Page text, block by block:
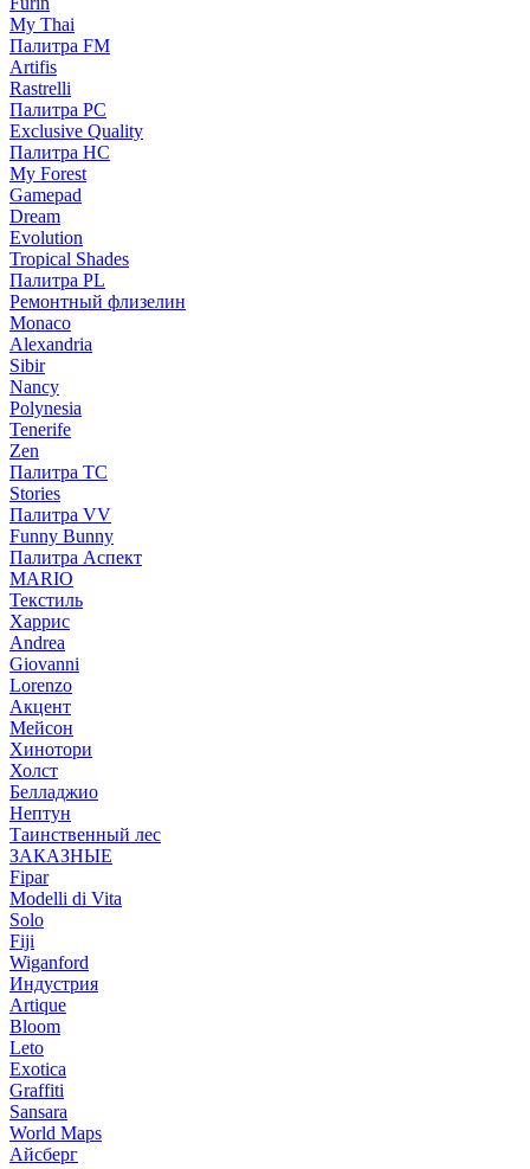
My Thai
Палитра FM
Artifis
Rastrelli
Палитра PC
Exclusive Quality
Палитра HС
My Forest
Gamepad
Dream
Evolution
Tropical Shades
Палитра PL
Ремонтный флизелин
Monaco
Alexandria
Sibir
Nancy
Polynesia
Tenerife
Zen
Палитра TC
Stories
Палитра VV
Funny Bunny
Палитра Аспект
MARIO
Текстиль
Харрис
Andrea
Giovanni
Lorenzo
Акцент
Мейсон
Хинотори
Холст
Белладжио
Нептун
Таинственный лес
ЗАКАЗНЫЕ
Fipar
Modelli di Vita
Solo
Fiji
Wiganford
Индустрия
Artique
Bloom
Leto
Exotica
Graffiti
Sansara
World Maps
Айсберг